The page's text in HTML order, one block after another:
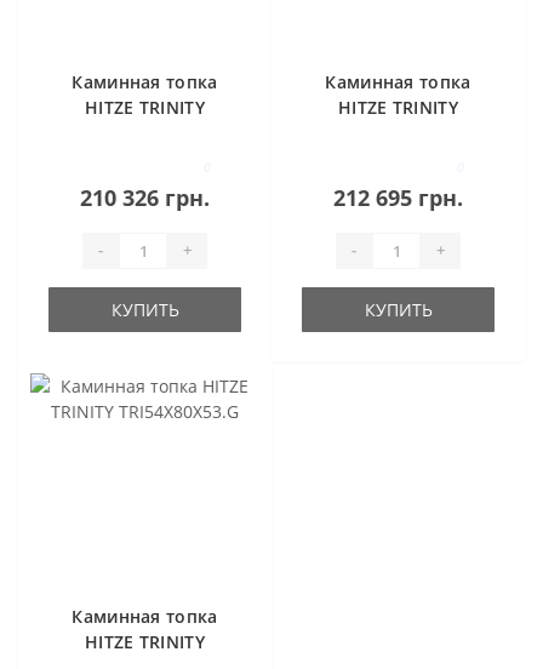
Каминная топка
HITZE TRINITY
210 326 грн.
- +
КУПИТЬ
Каминная топка
HITZE TRINITY
212 695 грн.
- +
КУПИТЬ
Каминная топка
HITZE TRINITY